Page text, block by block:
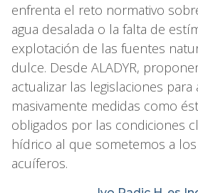
enfrenta el reto normativo
agua desalada o la falta de
explotación de las fuentes
dulce. Desde ALADYR,
actualizar las legislaciones
masivamente medidas como
obligados por las condiciones
hídrico al que sometemos a
acuíferos.